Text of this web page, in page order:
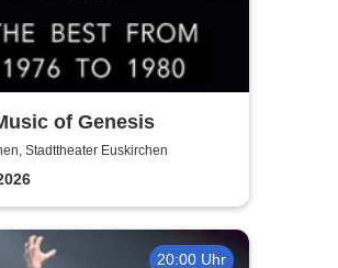
of Genesis
Stadttheater Euskirchen
20:00 Uhr